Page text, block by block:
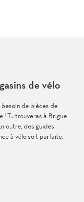
de vélo
de pièces de
! Tu trouveras à Brigue
outre, des guides
à vélo soit parfaite.